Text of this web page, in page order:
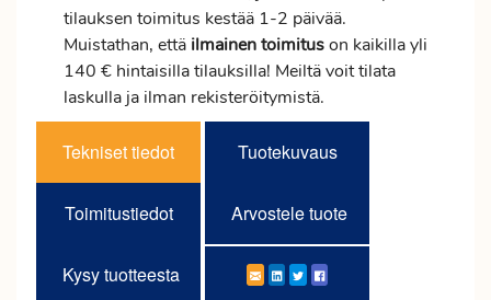
tilauksen toimitus kestää 1-2 päivää.
Muistathan, että ilmainentoimituson kaikilla yli
140 € hintaisilla tilauksilla! Meiltä voit tilata
laskulla ja ilman rekisteröitymistä.
Tekniset tiedot Tuotekuvaus
Toimitustiedot Arvostele tuote
Kysy tuotteesta